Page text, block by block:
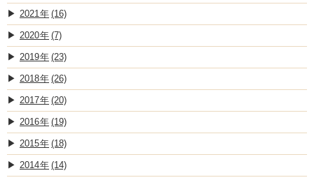
2021 (16)
2020 (7)
2019 (23)
2018 (26)
2017 (20)
2016 (19)
2015 (18)
2014 (14)